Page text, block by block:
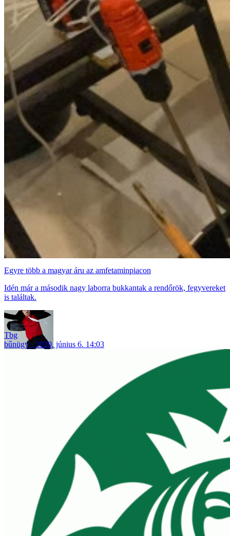
Egyre több a magyar áru az amfetaminpiacon
Idén már a második nagy laborra bukkantak a rendőrök, fegyvereket
is találtak.
Tbg
bűnügy
2020. június 6. 14:03